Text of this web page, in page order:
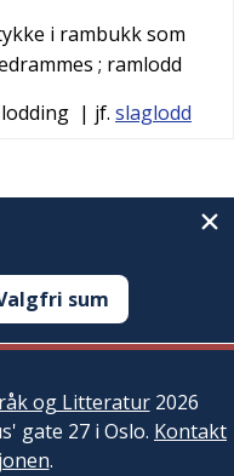
i rambukk som
; ramlodd
| jf. slaglodd
sum
og Litteratur2026
gate 27 i Oslo. Kontakt
.